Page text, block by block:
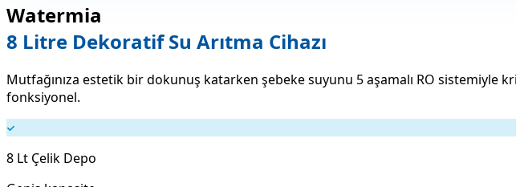
Watermia
8 Litre Dekoratif Su Arıtma Cihazı
Mutfağınıza estetik bir dokunuş katarken şebeke suyunu 5 aşamalı RO
fonksiyonel.
8 Lt Çelik Depo